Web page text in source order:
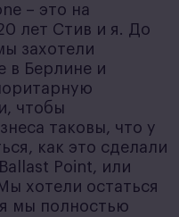
– это на
лет Стив и я. До
захотели
в Берлине и
чтобы
таковы, что у
как это сделали
Point, или
хотели остаться
мы полностью